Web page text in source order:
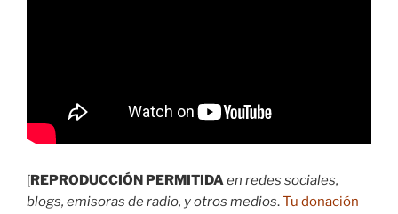
[REPRODUCCIÓN PERMITIDAen redes sociales,
blogs, emisoras de radio, y otros medios.Tu donación